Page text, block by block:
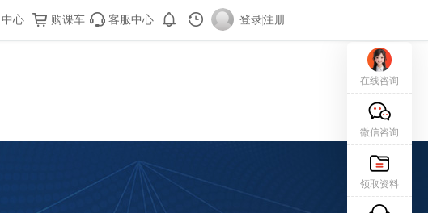
心 购课车 客服中心 登录|注册
在线咨询
微信咨询
领取资料